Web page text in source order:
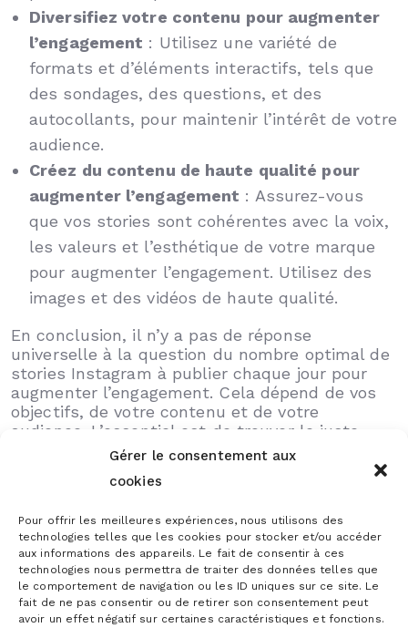
Gérer le consentement aux
cookies
Pour offrir les meilleures expériences, nous utilisons des
technologies telles que les cookies pour stocker et/ou accéder
aux informations des appareils. Le fait de consentir à ces
technologies nous permettra de traiter des données telles que
le comportement de navigation ou les ID uniques sur ce site. Le
fait de ne pas consentir ou de retirer son consentement peut
avoir un effet négatif sur certaines caractéristiques et fonctions.
Diversifiez votre contenu pour augmenter
l’engagement : Utilisez une variété de
formats et d’éléments interactifs, tels que
des sondages, des questions, et des
autocollants, pour maintenir l’intérêt de votre
audience.
Créez du contenu de haute qualité pour
augmenter l’engagement : Assurez-vous
que vos stories sont cohérentes avec la voix,
les valeurs et l’esthétique de votre marque
pour augmenter l’engagement. Utilisez des
images et des vidéos de haute qualité.
En conclusion, il n’y a pas de réponse
universelle à la question du nombre optimal de
stories Instagram à publier chaque jour pour
augmenter l’engagement. Cela dépend de vos
objectifs, de votre contenu et de votre
audience. L’essentiel est de trouver le juste
équilibre pour augmenter l’engagement tout en
Que vous choisissiez de publier plusieurs
stories chaque jour pour augmenter
l’engagement ou de privilégier la qualité, gardez
toujours à l’esprit les besoins et les
préférences de votre audience pour tirer le
meilleur parti de cette puissante fonctionnalité